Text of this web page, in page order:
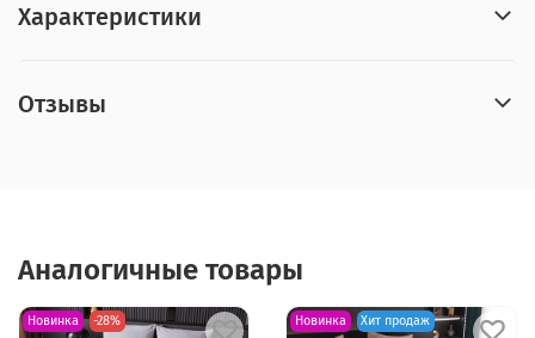
Характеристики
Отзывы
Аналогичные товары
Новинка -28% Новинка
Хит продаж